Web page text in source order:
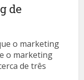
de
o marketing
o marketing
de três